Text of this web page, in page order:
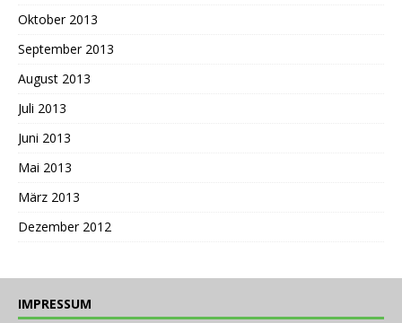
Oktober 2013
September 2013
August 2013
Juli 2013
Juni 2013
Mai 2013
März 2013
Dezember 2012
IMPRESSUM